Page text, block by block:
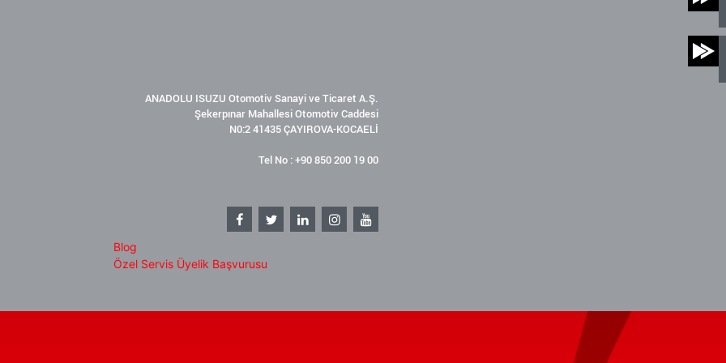
ANADOLU ISUZU Otomotiv Sanayi ve Ticaret A.Ş.
Şekerpınar Mahallesi Otomotiv Caddesi
N0:2 41435 ÇAYIROVA-KOCAELİ
Tel No : +90 850 200 19 00
Blog
Özel Servis Üyelik Başvurusu